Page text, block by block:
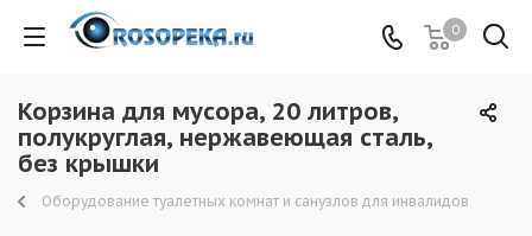
0
Корзина для мусора, 20 литров,
полукруглая, нержавеющая сталь,
без крышки
Оборудование туалетных комнат и санузлов для инвалидов